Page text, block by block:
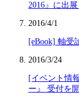
2016』に出
2016/4/1
[eBook] 軸受
2016/3/24
[イベント情
ー』 受付を